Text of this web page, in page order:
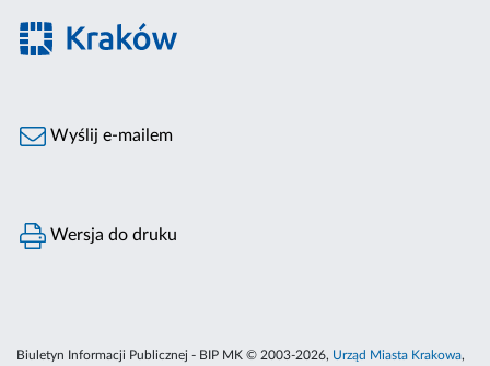
Wyślij e-mailem
Wersja do druku
Biuletyn Informacji Publicznej - BIP MK © 2003-2026, Urząd Miasta Krakowa,